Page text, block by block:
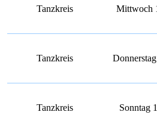
Tanzkreis Mittwoch
Tanzkreis
Tanzkreis Sonntag